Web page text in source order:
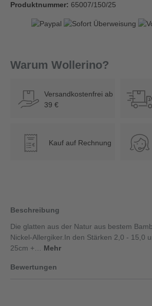
Produktnummer: 65007/150/25
Warum Wollerino?
Versandkostenfrei ab
39 €
€ Kauf auf Rechnung
Beschreibung
Die glatten aus der Natur aus bestem
Nickel-Allergiker.In den Stärken 2,0 - 15,0
25cm +… Mehr
Bewertungen